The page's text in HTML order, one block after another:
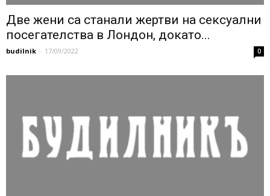
Две жени са станали жертви на сексуални
посегателства в Лондон, докато...
budilnik - 17/09/2022 0